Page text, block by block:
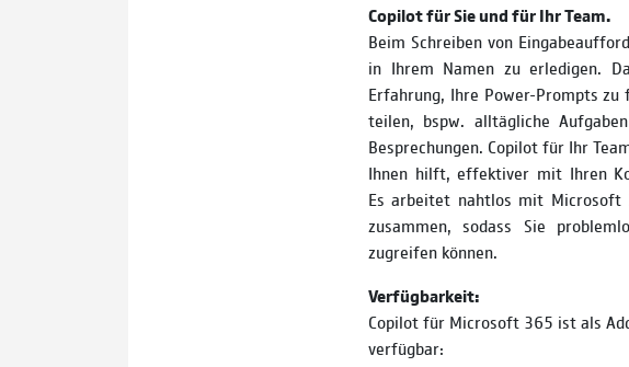
Copilot für Sie und für Ihr Team.
Beim Schreiben von
in Ihrem Namen zu erledigen.
Erfahrung, Ihre Power-Prompts
teilen, bspw. alltägliche
Besprechungen. Copilot für Ihr
Ihnen hilft, effektiver mit Ihren
Es arbeitet nahtlos mit Microsoft
zusammen, sodass Sie
zugreifen können.
Verfügbarkeit:
Copilot für Microsoft 365 ist als
verfügbar: